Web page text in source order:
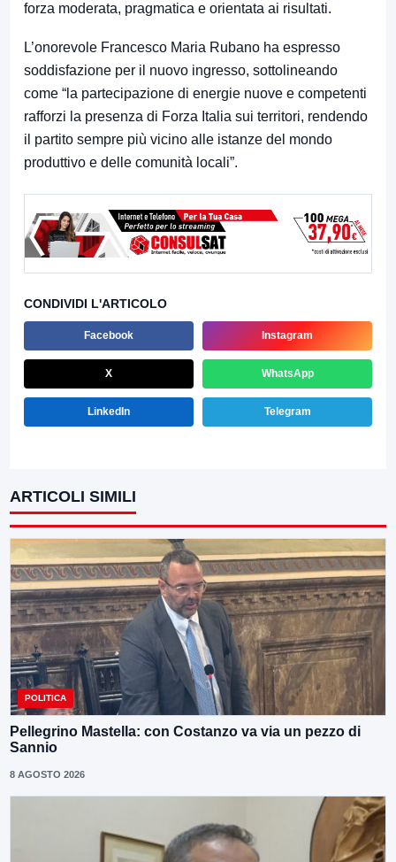
forza moderata, pragmatica e orientata ai risultati.
L’onorevole Francesco Maria Rubano ha espresso
soddisfazione per il nuovo ingresso, sottolineando
come “la partecipazione di energie nuove e competenti
rafforzi la presenza di Forza Italia sui territori, rendendo
il partito sempre più vicino alle istanze del mondo
produttivo e delle comunità locali”.
CONDIVIDI L'ARTICOLO
Facebook Instagram
X WhatsApp
LinkedIn Telegram
ARTICOLI SIMILI
POLITICA
Pellegrino Mastella: con Costanzo va via un pezzo di
Sannio
8 AGOSTO 2026